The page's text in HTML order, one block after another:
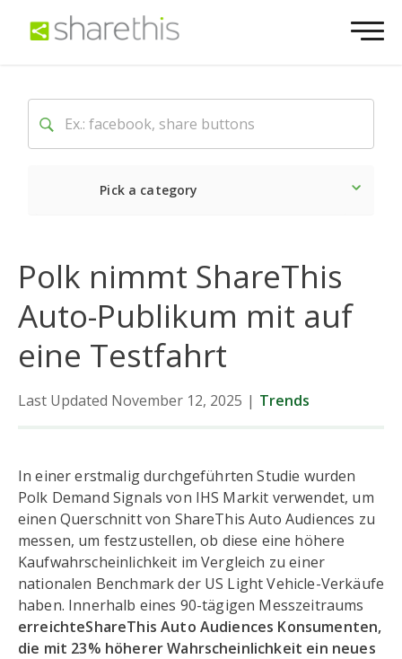
Pick a category
Polk nimmt ShareThis
Auto-Publikum mit auf
eine Testfahrt
Last Updated November 12, 2025 | Trends
In einer erstmalig durchgeführten Studie wurden
Polk Demand Signals von IHS Markit verwendet, um
einen Querschnitt von ShareThis Auto Audiences zu
messen, um festzustellen, ob diese eine höhere
Kaufwahrscheinlichkeit im Vergleich zu einer
nationalen Benchmark der US Light Vehicle-Verkäufe
haben. Innerhalb eines 90-tägigen Messzeitraums
erreichteShareThis Auto Audiences Konsumenten,
die mit 23% höherer Wahrscheinlichkeit ein neues